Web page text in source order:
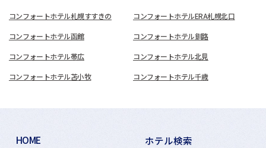
コンフォートホテル札幌すすきの コンフォートホテルERA札幌北口
コンフォートホテル函館 コンフォートホテル釧路
コンフォートホテル帯広 コンフォートホテル北見
コンフォートホテル苫小牧 コンフォートホテル千歳
HOME
ホテル検索